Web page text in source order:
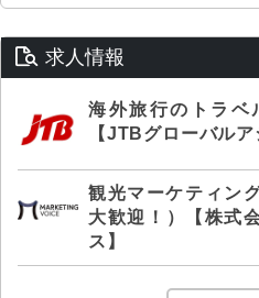
求人情報
海外旅行のトラベ
【JTBグローバルア
観光マーケティン
大歓迎！）【株式
ス】